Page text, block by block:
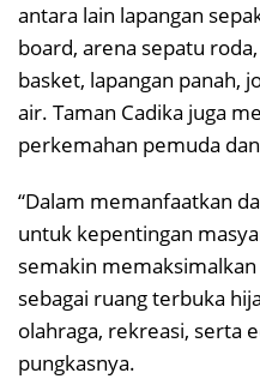
antara lain lapangan
board, arena sepatu
basket, lapangan panah,
air. Taman Cadika juga
perkemahan pemuda
“Dalam memanfaatkan
untuk kepentingan
semakin
sebagai ruang terbuka
olahraga, rekreasi, serta
pungkasnya.